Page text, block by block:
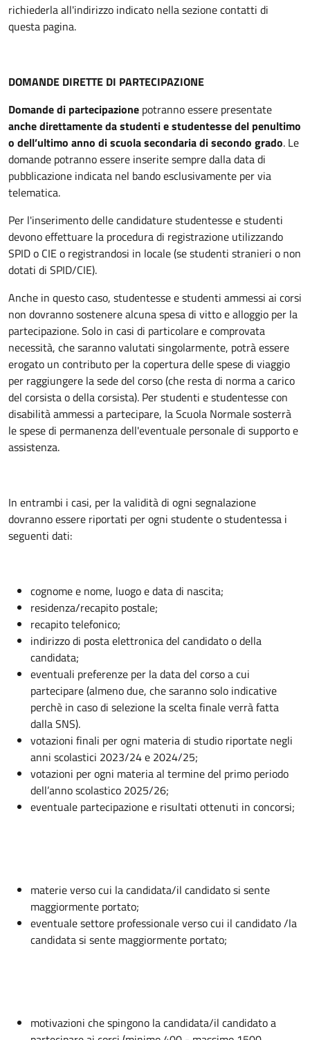
richiederla all'indirizzo indicato nella sezione contatti di
questa pagina.
DOMANDE DIRETTE DI PARTECIPAZIONE
Domande di partecipazione potranno essere presentate
anche direttamente da studenti e studentesse del penultimo
o dell’ultimo anno di scuola secondaria di secondo grado. Le
domande potranno essere inserite sempre dalla data di
pubblicazione indicata nel bando esclusivamente per via
telematica.
Per l'inserimento delle candidature studentesse e studenti
devono effettuare la procedura di registrazione utilizzando
SPID o CIE o registrandosi in locale (se studenti stranieri o non
dotati di SPID/CIE).
Anche in questo caso, studentesse e studenti ammessi ai corsi
non dovranno sostenere alcuna spesa di vitto e alloggio per la
partecipazione. Solo in casi di particolare e comprovata
necessità, che saranno valutati singolarmente, potrà essere
erogato un contributo per la copertura delle spese di viaggio
per raggiungere la sede del corso (che resta di norma a carico
del corsista o della corsista). Per studenti e studentesse con
disabilità ammessi a partecipare, la Scuola Normale sosterrà
le spese di permanenza dell'eventuale personale di supporto e
assistenza.
In entrambi i casi, per la validità di ogni segnalazione
dovranno essere riportati per ogni studente o studentessa i
seguenti dati:
cognome e nome, luogo e data di nascita;
residenza/recapito postale;
recapito telefonico;
indirizzo di posta elettronica del candidato o della
candidata;
eventuali preferenze per la data del corso a cui
partecipare (almeno due, che saranno solo indicative
perchè in caso di selezione la scelta finale verrà fatta
dalla SNS).
votazioni finali per ogni materia di studio riportate negli
anni scolastici 2023/24 e 2024/25;
votazioni per ogni materia al termine del primo periodo
dell’anno scolastico 2025/26;
eventuale partecipazione e risultati ottenuti in concorsi;
materie verso cui la candidata/il candidato si sente
maggiormente portato;
eventuale settore professionale verso cui il candidato /la
candidata si sente maggiormente portato;
motivazioni che spingono la candidata/il candidato a